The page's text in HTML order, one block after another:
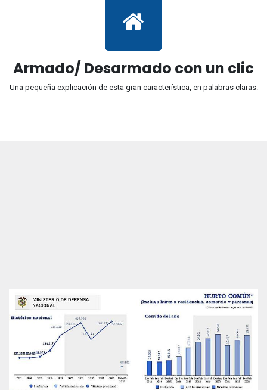
Armado/ Desarmado con un clic
Una pequeña explicación de esta gran característica, en palabras claras.